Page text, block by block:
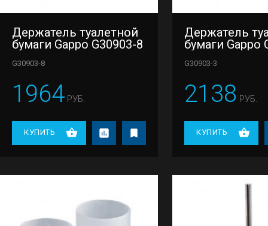
Держатель туалетной
бумаги Gappo G30903-8
G30903-8
1964 РУБ.
КУПИТЬ
Держатель
бумаги Gappo
G30903-3
2138 РУБ.
КУПИТЬ